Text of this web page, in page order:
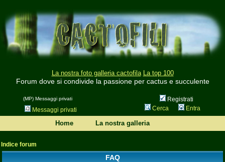
La nostra foto galleria cactofila La top 100
Forum dove si condivide la passione per cactus e succulente
(MP) Messaggi privati
Registrati
Messaggi privati
Cerca Entra
Home La nostra galleria
Indice forum
FAQ